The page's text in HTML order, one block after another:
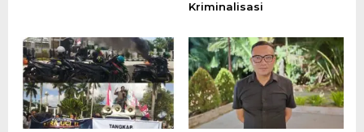
Kriminalisasi